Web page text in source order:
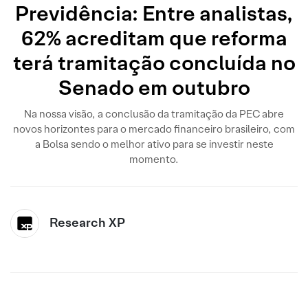
Previdência: Entre analistas,
62% acreditam que reforma
terá tramitação concluída no
Senado em outubro
Na nossa visão, a conclusão da tramitação da PEC abre
novos horizontes para o mercado financeiro brasileiro, com
a Bolsa sendo o melhor ativo para se investir neste
momento.
Research XP